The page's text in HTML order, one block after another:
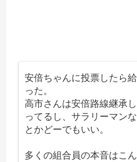
安倍ちゃんに投票したら
った。
高市さんは安倍路線継承
ってるし、サラリーマン
とかどーでもいい。
多くの組合員の本音はこ